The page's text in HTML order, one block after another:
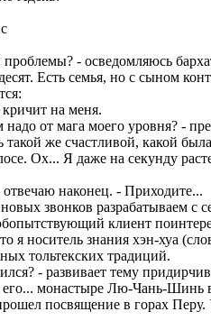
- осведомляюсь
Есть семья, но с сыном
на меня.
от мага моего уровня? -
же счастливой, какой была
Ох... Я даже на секунду
наконец. - Приходите...
звонков разрабатываем с
клиент
я носитель знания хэн-хуа
тольтекских традиций.
- развивает тему
монастыре Лю-Чань-Шинь
посвящение в горах Перу.